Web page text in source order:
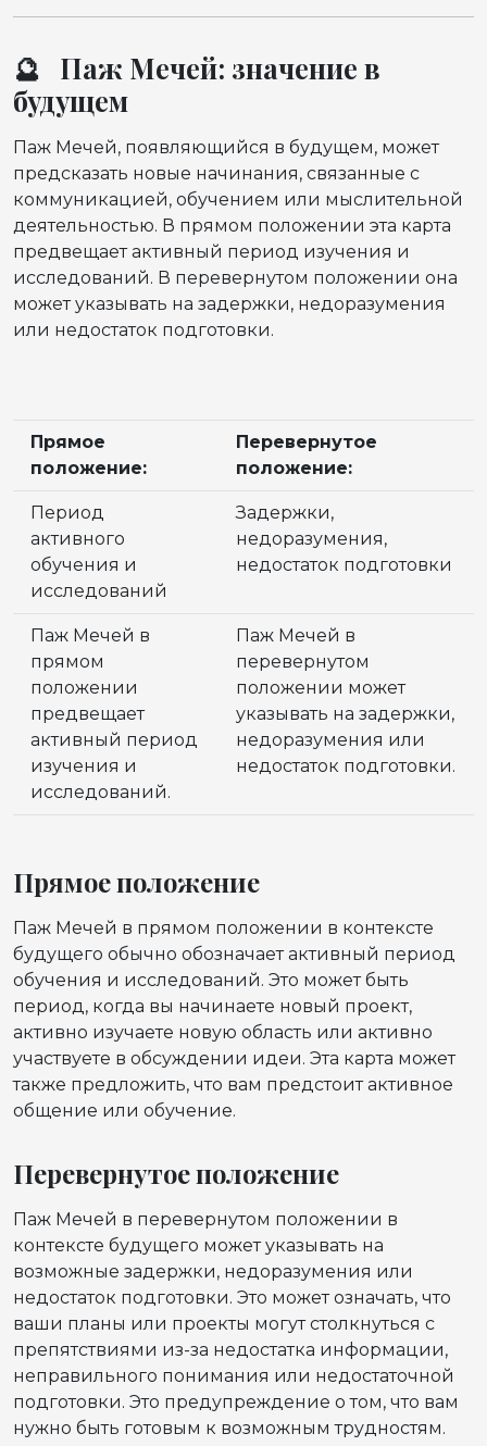
🔮 Паж Мечей: значение в
будущем
Паж Мечей, появляющийся в будущем, может
предсказать новые начинания, связанные с
коммуникацией, обучением или мыслительной
деятельностью. В прямом положении эта карта
предвещает активный период изучения и
исследований. В перевернутом положении она
может указывать на задержки, недоразумения
или недостаток подготовки.
Прямое
положение:
Перевернутое
положение:
Период
активного
обучения и
исследований
Задержки,
недоразумения,
недостаток подготовки
Паж Мечей в
прямом
положении
предвещает
активный период
изучения и
исследований.
Паж Мечей в
перевернутом
положении может
указывать на задержки,
недоразумения или
недостаток подготовки.
Прямое положение
Паж Мечей в прямом положении в контексте
будущего обычно обозначает активный период
обучения и исследований. Это может быть
период, когда вы начинаете новый проект,
активно изучаете новую область или активно
участвуете в обсуждении идеи. Эта карта может
также предложить, что вам предстоит активное
общение или обучение.
Перевернутое положение
Паж Мечей в перевернутом положении в
контексте будущего может указывать на
возможные задержки, недоразумения или
недостаток подготовки. Это может означать, что
ваши планы или проекты могут столкнуться с
препятствиями из-за недостатка информации,
неправильного понимания или недостаточной
подготовки. Это предупреждение о том, что вам
нужно быть готовым к возможным трудностям.